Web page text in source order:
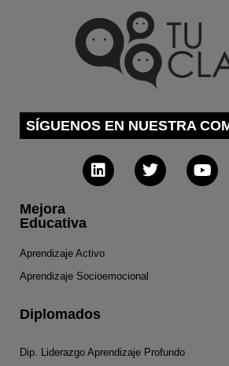
SÍGUENOS EN NUESTRA
Mejora
Educativa
Aprendizaje Activo
Aprendizaje Socioemocional
Diplomados
Dip. Liderazgo Aprendizaje Profundo